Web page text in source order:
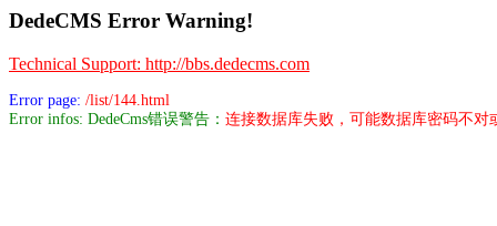
DedeCMS Error Warning!
Technical Support: http://bbs.dedecms.com
Error page: /list/144.html
Error infos: DedeCms错误警告： 连接数据库失败，可能数据库密码不对